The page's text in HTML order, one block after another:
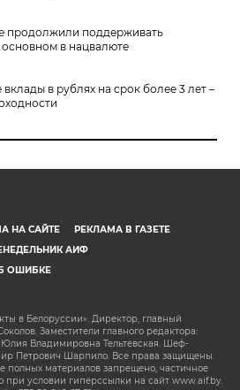
продолжили поддерживать
в нацвалюте
вклады в рублях на срок более 3 лет –
НА САЙТЕ
РЕКЛАМА В ГАЗЕТЕ
АИФ
ОШИБКЕ
в Белоруссии». Директор, главный
Заместители главного редактора:
Владимировна Тельтевская. Шеф-
Петрович Шарпило. Все права защищены.
полных материалов запрещено, частичное
при условии гиперссылки на сайт www.aif.by.